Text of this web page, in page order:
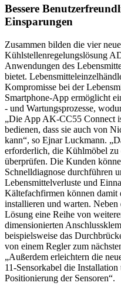
Bessere
Einsparungen
Zusammen bilden die vier
Kühlstellenregelungslösung
Anwendungen des
bietet.
Kompromisse bei der
Smartphone-App ermöglicht
- und Wartungsprozesse,
„Die App AK-CC55 Connect
bedienen, dass sie auch von
kann“, so Ejnar Luckmann.
erforderlich, die Kühlmöbel zu
überprüfen. Die Kunden
Schnelldiagnose durchführen
Lebensmittelverluste und
Kältefachfirmen können damit
installieren und warten.
Lösung eine Reihe von
dimensionierten
beispielsweise das
von einem Regler zum
„Außerdem erleichtern die
11-Sensorkabel die
Positionierung der Sensoren“.